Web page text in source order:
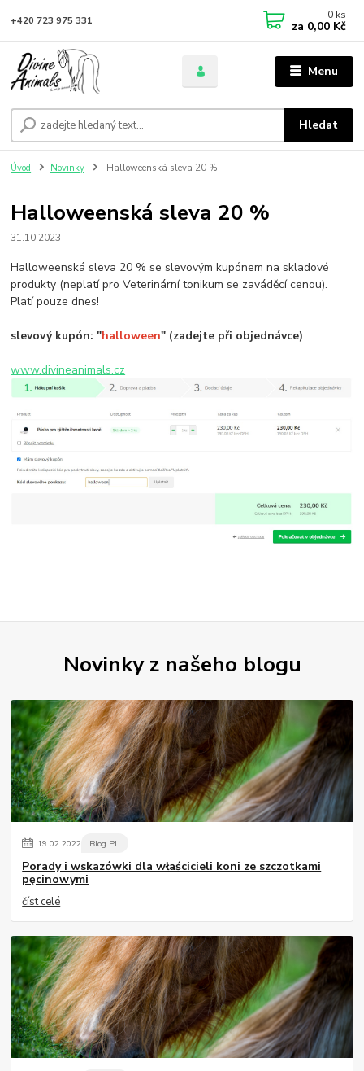
Menu
Hledat
+420 723 975 331 0 ks
za 0,00 Kč
Úvod Novinky Halloweenská sleva 20 %
Halloweenská sleva 20 %
31.10.2023
Halloweenská sleva 20 % se slevovým kupónem na skladové
produkty (neplatí pro Veterinární tonikum se zaváděcí cenou).
Platí pouze dnes!
slevový kupón: "halloween" (zadejte při objednávce)
www.divineanimals.cz
Novinky z našeho blogu
19.02.2022 Blog PL
Porady i wskazówki dla właścicieli koni ze szczotkami
pęcinowymi
číst celé